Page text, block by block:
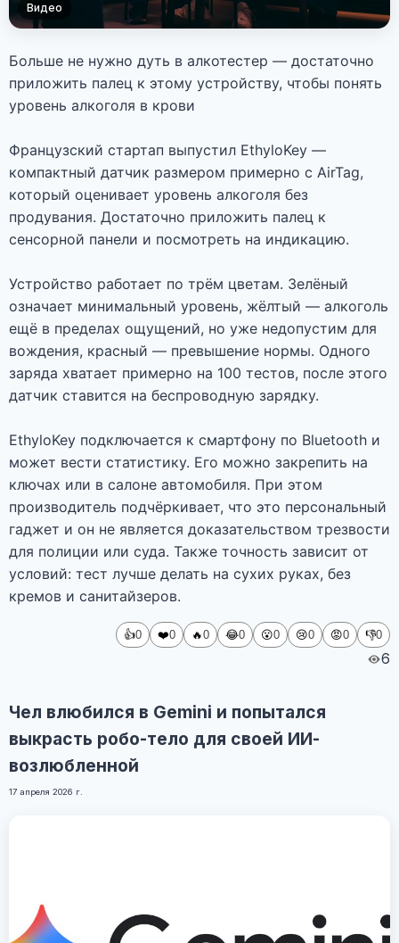
Видео
Больше не нужно дуть в алкотестер — достаточно
приложить палец к этому устройству, чтобы понять
уровень алкоголя в крови
Французский стартап выпустил EthyloKey —
компактный датчик размером примерно с AirTag,
который оценивает уровень алкоголя без
продувания. Достаточно приложить палец к
сенсорной панели и посмотреть на индикацию.
Устройство работает по трём цветам. Зелёный
означает минимальный уровень, жёлтый — алкоголь
ещё в пределах ощущений, но уже недопустим для
вождения, красный — превышение нормы. Одного
заряда хватает примерно на 100 тестов, после этого
датчик ставится на беспроводную зарядку.
EthyloKey подключается к смартфону по Bluetooth и
может вести статистику. Его можно закрепить на
ключах или в салоне автомобиля. При этом
производитель подчёркивает, что это персональный
гаджет и он не является доказательством трезвости
для полиции или суда. Также точность зависит от
условий: тест лучше делать на сухих руках, без
кремов и санитайзеров.
👍0 ❤️0 🔥0 😂0 😮0 😢0 😡0 👎0
6
Чел влюбился в Gemini и попытался
выкрасть робо-тело для своей ИИ-
возлюбленной
17 апреля 2026 г.